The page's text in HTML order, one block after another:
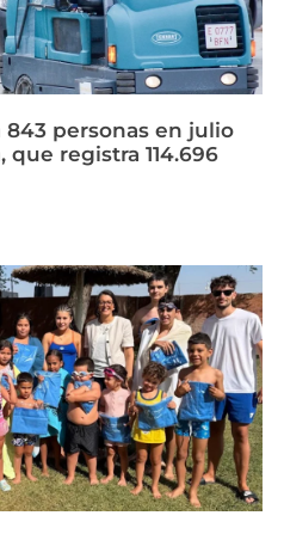
843 personas en julio
que registra 114.696